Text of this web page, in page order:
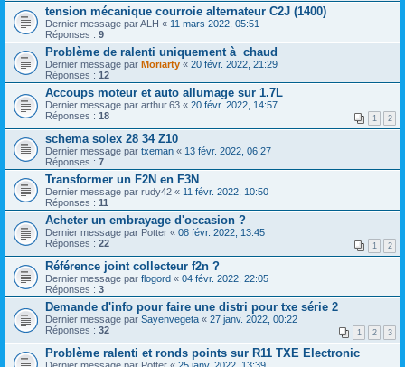
tension mécanique courroie alternateur C2J (1400)
Dernier message parALH « 11 mars 2022, 05:51
Réponses : 9
Problème de ralenti uniquement à chaud
Dernier message par Moriarty « 20 févr. 2022, 21:29
Réponses : 12
Accoups moteur et auto allumage sur 1.7L
Dernier message par arthur.63 « 20 févr. 2022, 14:57
Réponses : 18 1 2
schema solex 28 34 Z10
Dernier message par txeman « 13 févr. 2022, 06:27
Réponses : 7
Transformer un F2N en F3N
Dernier message par rudy42 « 11 févr. 2022, 10:50
Réponses : 11
Acheter un embrayage d'occasion ?
Dernier message par Potter « 08 févr. 2022, 13:45
Réponses : 22 1 2
Référence joint collecteur f2n ?
Dernier message par flogord « 04 févr. 2022, 22:05
Réponses : 3
Demande d'info pour faire une distri pour txe série 2
Dernier message par Sayenvegeta « 27 janv. 2022, 00:22
Réponses : 32 1 2 3
Problème ralenti et ronds points sur R11 TXE Electronic
Dernier message par Potter « 25 janv. 2022, 13:39